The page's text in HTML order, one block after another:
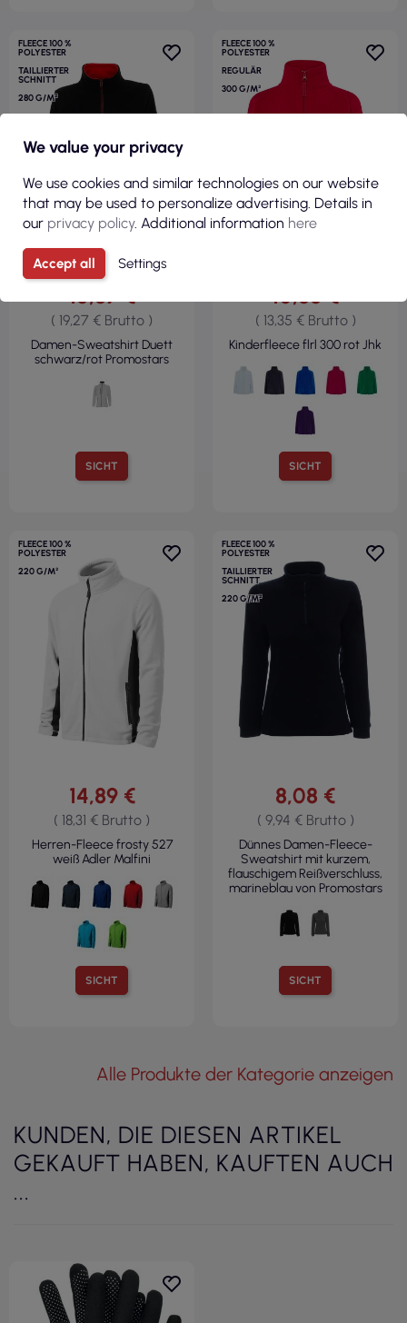
FLEECE 100 %
POLYESTER
TAILLIERTER
SCHNITT
280 G/M²
SICHT
15,67 €
( 19,27 € Brutto )
Damen-Sweatshirt Duett
schwarz/rot Promostars
FLEECE 100 %
POLYESTER
REGULÄR
300 G/M²
SICHT
10,86 €
( 13,35 € Brutto )
Kinderfleece flrl 300 rot Jhk
FLEECE 100 %
POLYESTER
220 G/M²
SICHT
14,89 €
( 18,31 € Brutto )
Herren-Fleece frosty 527
weiß Adler Malfini
FLEECE 100 %
POLYESTER
TAILLIERTER
SCHNITT
220 G/M²
SICHT
8,08 €
( 9,94 € Brutto )
Dünnes Damen-Fleece-
Sweatshirt mit kurzem,
flauschigem Reißverschluss,
marineblau von Promostars
Alle Produkte der Kategorie anzeigen
KUNDEN, DIE DIESEN ARTIKEL
GEKAUFT HABEN, KAUFTEN AUCH
...
We value your privacy
We use cookies and similar technologies on our website
that may be used to personalize advertising. Details in
our privacy policy. Additional information here
Accept all Settings